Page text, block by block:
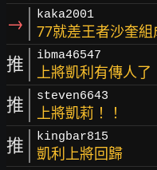
→ kaka2001
77就差王者沙奎組
推 ibma46547
上將凱利有傳人了
推 steven6643
上將凱莉！！
推 kingbar815
凱利上將回歸